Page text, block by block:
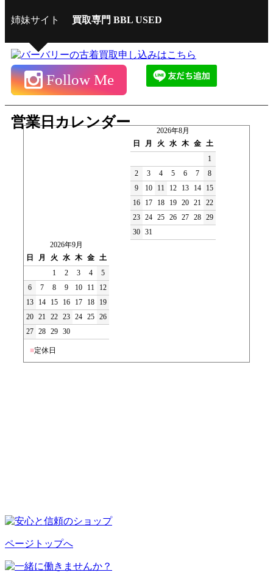
姉妹サイト 買取専門 BBL USED
Follow Me
営業日カレンダー
2026年8月
日
月 火 水 木 金 土
1
2
3 4 5 6 7
8
9
10 11 12 13 14
15
16
17 18 19 20 21 22
23 24 25 26 27 28 29
30 31
2026年9月
日
月 火 水 木 金 土
1
2 3 4
5
6
7 8 9 10 11
12
13
14 15 16 17 18
19
20 21 22 23 24 25 26
27 28 29 30
■定休日
ページトップへ